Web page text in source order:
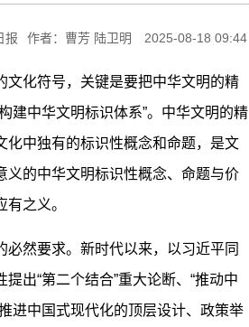
报 作者：曹芳 陆卫明 2025-08-18 09:44
化符号，关键是要把中华文明的精
建中华文明标识体系”。中华文明的精
化中独有的标识性概念和命题，是文
义的中华文明标识性概念、命题与价
之义。
然要求。新时代以来，以习近平同
出“第二个结合”重大论断、“推动中
进中国式现代化的顶层设计、政策举